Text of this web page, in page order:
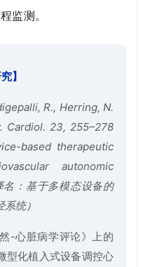
监测。
】
R., Herring, N.
Cardiol. 23, 255–278
based therapeutic
autonomic
：基于多模态设备的
统）
-心脏病学评论》上的
型化植入式设备调控心